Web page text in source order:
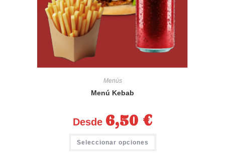
Menús
Menú Kebab
Desde 6,50 €
Seleccionar opciones